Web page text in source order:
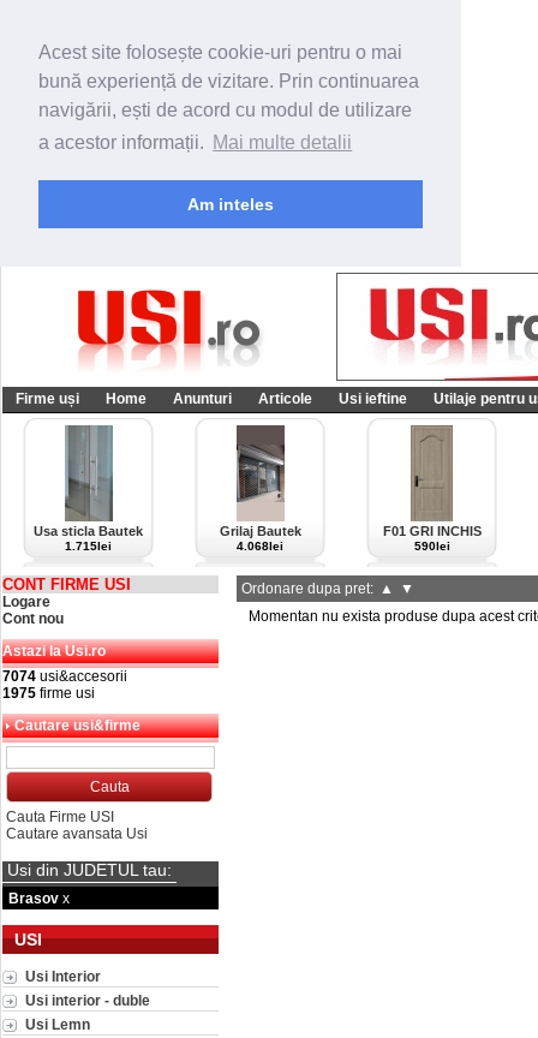
Acest site folosește cookie-uri pentru o mai
bună experiență de vizitare. Prin continuarea
navigării, ești de acord cu modul de utilizare
a acestor informații. Mai multe detalii
Am inteles
Firme uși Home Anunturi Articole Usi ieftine Utilaje pentru
Usa sticla Bautek
1.715lei
Grilaj Bautek
4.068lei
F01 GRI INCHIS
590lei
CONT FIRME USI
Logare
Cont nou
Astazi la Usi.ro
7074 usi&accesorii
1975 firme usi
Cautare usi&firme
Cauta Firme USI
Cautare avansata Usi
Usi din JUDETUL tau:
Brasov x
USI
Usi Interior
Usi interior - duble
Usi Lemn
Ordonare dupa pret: ▲
▼
Momentan nu exista produse dupa acest